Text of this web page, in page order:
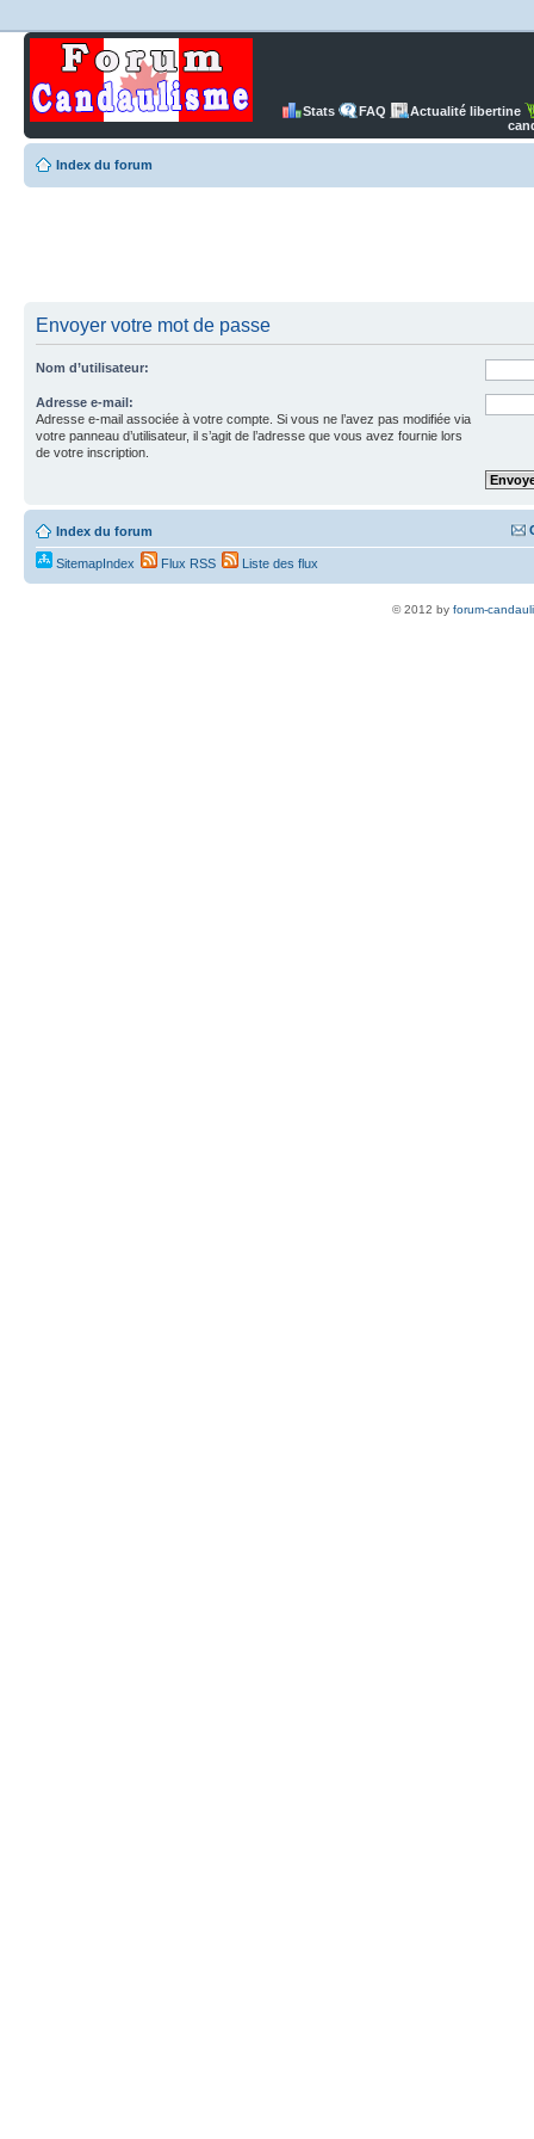
Stats FAQ
Actualité libertine
Index du forum
Envoyer votre mot de passe
Nom d’utilisateur:
Adresse e-mail:
Adresse e-mail associée à votre compte. Si vous ne l’avez pas modifiée via
votre panneau d’utilisateur, il s’agit de l’adresse que vous avez fournie lors
de votre inscription.
Index du forum
SitemapIndex Flux RSS Liste des flux
© 2012 by forum-